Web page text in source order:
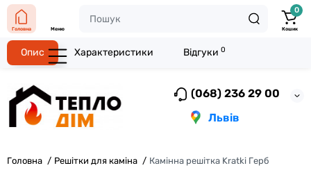
(068) 236 29 00
Львів
Головна Меню
0
Кошик
Головна Решітки для каміна Камінна решітка Kratki Герб
Опис Характеристики Відгуки 0